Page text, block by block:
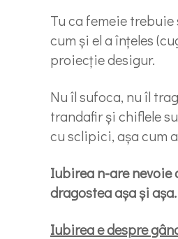
Tu ca femeie trebuie
cum și el a înțeles
proiecție desigur.
Nu îl sufoca, nu îl
trandafir și chiflele
cu sclipici, așa cum
Iubirea n-are nevoie
dragostea așa și așa.
Iubirea e despre